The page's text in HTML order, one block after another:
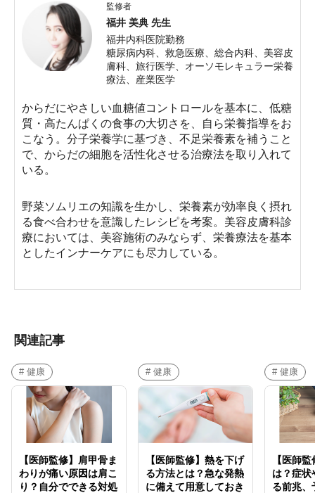
監修者
福井 美典 先生
福井内科医院勤務
糖尿病内科、救急医療、総合内科、美容皮
膚科、旅行医学、オーソモレキュラー栄養
療法、産業医学
からだにやさしい血糖値コントロールを基本に、低糖
質・高たんぱくの食事の大切さを、自ら栄養指導をお
こなう。分子栄養学に基づき、不足栄養素を補うこと
で、からだの細胞を活性化させる治療法を取り入れて
いる。
野菜ソムリエの知識を生かし、栄養素が効率良く摂れ
る食べ合わせを意識したレシピを考案。美容皮膚科診
療においては、美容施術のみならず、栄養療法を基本
としたインナーケアにも尽力している。
関連記事
# 健康
【医師監修】肩甲骨ま
わりが痛い原因は肩こ
り？自分でできる対処
# 健康
【医師監修】熱を下げ
る方法とは？急な発熱
に備えて用意しておき
# 健康
【医師
は？症状
る前兆、